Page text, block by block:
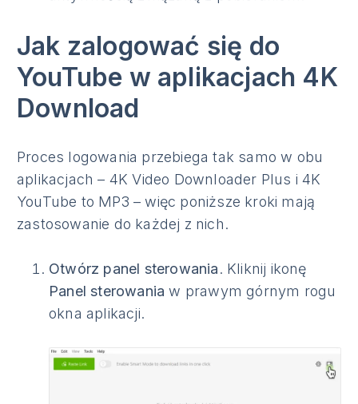
Jak zalogować się do
YouTube w aplikacjach 4K
Download
Proces logowania przebiega tak samo w obu
aplikacjach – 4K Video Downloader Plus i 4K
YouTube to MP3 – więc poniższe kroki mają
zastosowanie do każdej z nich.
Otwórz panel sterowania. Kliknij ikonę
Panel sterowania w prawym górnym rogu
okna aplikacji.